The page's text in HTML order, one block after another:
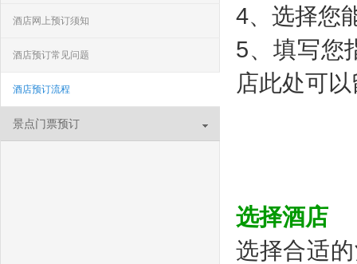
酒店网上预订须知
酒店预订常见问题
酒店预订流程
景点门票预订
4、选择您
5、填写您
店此处可
选择酒店
选择合适